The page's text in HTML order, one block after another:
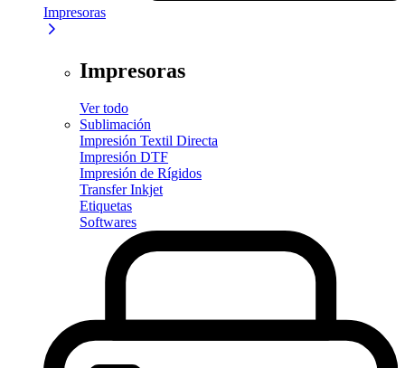
Impresoras
Impresoras
Ver todo
Sublimación
Impresión Textil Directa
Impresión DTF
Impresión de Rígidos
Transfer Inkjet
Etiquetas
Softwares